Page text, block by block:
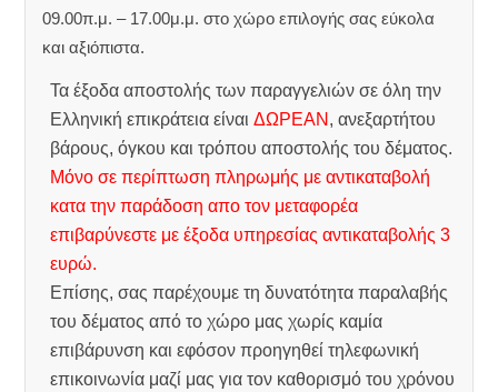
09.00π.μ. – 17.00μ.μ. στο χώρο επιλογής σας εύκολα
και αξιόπιστα.
Τα έξοδα αποστολής των παραγγελιών σε όλη την
Ελληνική επικράτεια είναιΔΩΡΕΑΝ , ανεξαρτήτου
βάρους, όγκου και τρόπου αποστολής του δέματος.
Μόνο σε περίπτωση πληρωμής με αντικαταβολή
κατα την παράδοση απο τον μεταφορέα
επιβαρύνεστε με έξοδα υπηρεσίας αντικαταβολής 3
ευρώ.
Επίσης, σας παρέχουμε τη δυνατότητα παραλαβής
του δέματος από το χώρο μας χωρίς καμία
επιβάρυνση και εφόσον προηγηθεί τηλεφωνική
επικοινωνία μαζί μας για τον καθορισμό του χρόνου